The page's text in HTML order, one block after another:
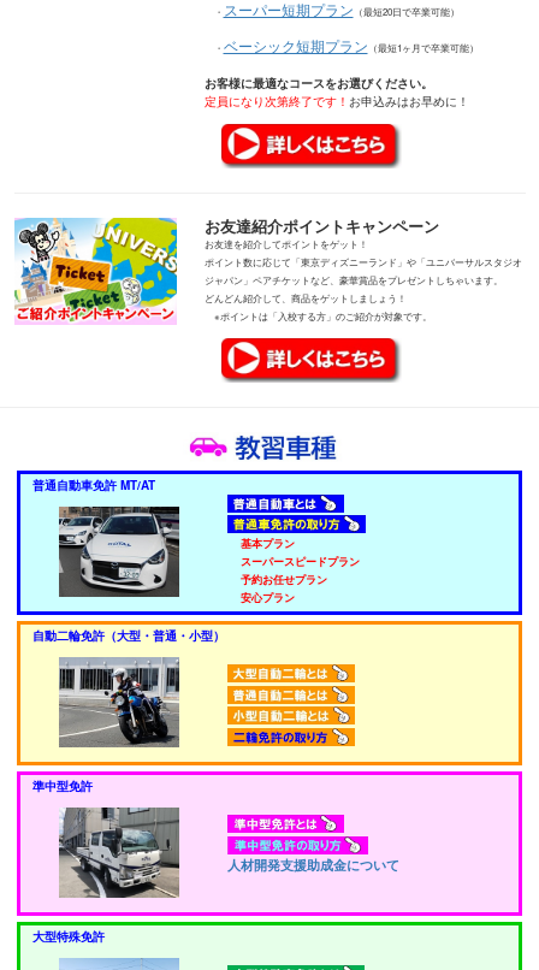
・ スーパー短期プラン （最短20日で卒業可能）
・ ベーシック短期プラン （最短1ヶ月で卒業可能）
お客様に最適なコースをお選びください。
定員になり次第終了です！ お申込みはお早めに！
お友達紹介ポイントキャンペーン
お友達を紹介してポイントをゲット！
ポイント数に応じて「東京ディズニーランド」や「ユニバーサルスタジオ
ジャパン」ペアチケットなど、豪華賞品をプレゼントしちゃいます。
どんどん紹介して、商品をゲットしましょう！
※ポイントは「入校する方」のご紹介が対象です。
普通自動車免許 MT/AT
基本プラン
スーパースピードプラン
予約お任せプラン
安心プラン
自動二輪免許（大型・普通・小型）
準中型免許
人材開発支援助成金について
大型特殊免許